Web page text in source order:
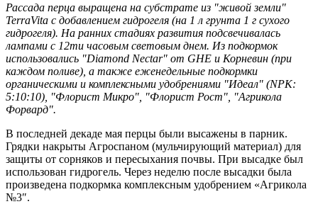
Рассада перца выращена на субстрате из "живой земли"
TerraVita с добавлением гидрогеля (на 1 л грунта 1 г сухого
гидрогеля). На ранних стадиях развития подсвечивалась
лампами с 12ти часовым световым днем. Из подкормок
использовались "Diamond Nectar" от GHE и Корневин (при
каждом поливе), а также еженедельные подкормки
органическими и комплексными удобрениями "Идеал" (NPK:
5:10:10), "Флорист Микро", "Флорист Рост", "Агрикола
Форвард".
В последней декаде мая перцы были высажены в парник.
Грядки накрыты Агроспаном (мульчирующий материал) для
защиты от сорняков и пересыхания почвы. При высадке был
использован гидрогель. Через неделю после высадки была
произведена подкормка комплексным удобрением «Агрикола
№3″.